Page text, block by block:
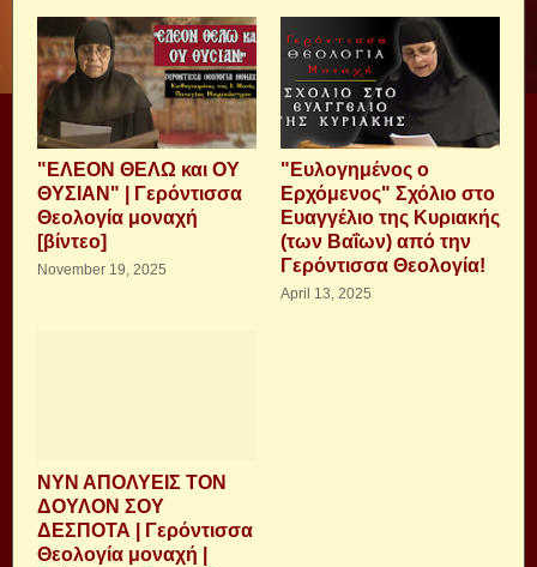
"ΕΛΕΟΝ ΘΕΛΩ και ΟΥ
ΘΥΣΙΑΝ" | Γερόντισσα
Θεολογία μοναχή
[βίντεο]
November 19, 2025
"Ευλογημένος ο
Ερχόμενος" Σχόλιο στο
Ευαγγέλιο της Κυριακής
(των Βαΐων) από την
Γερόντισσα Θεολογία!
April 13, 2025
ΝΥΝ ΑΠΟΛΥΕΙΣ ΤΟΝ
ΔΟΥΛΟΝ ΣΟΥ
ΔΕΣΠΟΤΑ | Γερόντισσα
Θεολογία μοναχή |